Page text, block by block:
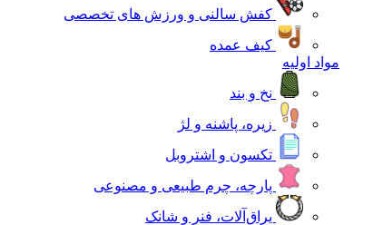
کفش سالنی و ورزش های تخصصی
کیف عمده
مواد اولیه
نخ و بند
زیره، پاشنه و لژ
تکسون و اشتروبل
پارچه، چرم طبیعی و مصنوعی
یراق‌آلات، فنر و شانک